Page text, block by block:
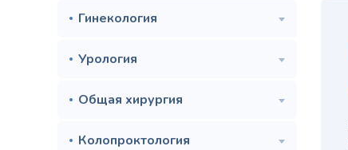
Гинекология
Урология
Общая хирургия
Колопроктология